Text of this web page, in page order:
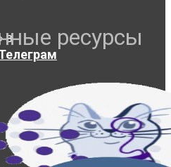
в
ресурсы